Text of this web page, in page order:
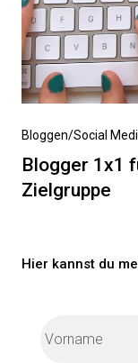
Nächster
Beitrag
Bloggen/Social
Blogger 1x1
Zielgruppe
Hier kannst du